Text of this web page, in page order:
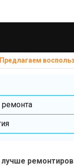
Предлагаем
AC, DC, USB, Type-
C
ремонта